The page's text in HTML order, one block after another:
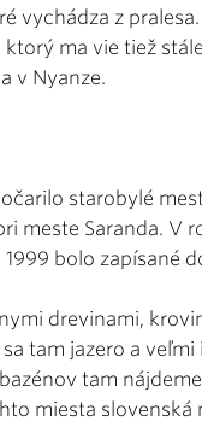
vychádza z
ma vie tiež
v Nyanze.
starobylé
meste Saranda. V
bolo zapísané
drevinami,
tam jazero a
tam
miesta slovenská